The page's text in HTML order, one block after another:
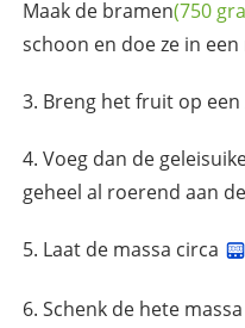
Maak de bramen(750
schoon en doe ze in
Breng het fruit op
Voeg dan de
geheel al roerend aan
Laat de massa circa
Schenk de hete